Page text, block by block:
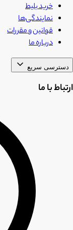
خرید بلیط
نمایندگی‌ها
قوانین و مقررات
درباره ما
دسترسی سریع
ارتباط با ما